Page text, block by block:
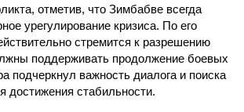
отметив, что Зимбабве всегда
урегулирование кризиса. По его
стремится к разрешению
поддерживать продолжение боевых
подчеркнул важность диалога и поиска
достижения стабильности.